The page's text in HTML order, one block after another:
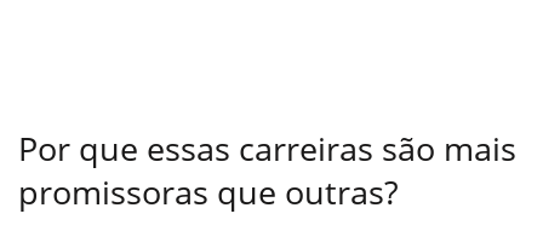
Por que essas carreiras são mais
promissoras que outras?